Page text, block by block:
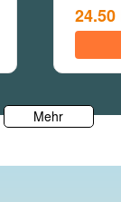
24.50
Mehr